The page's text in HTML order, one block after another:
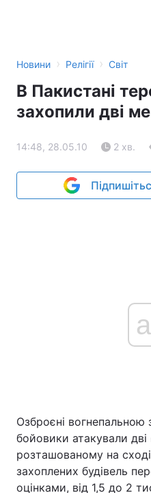
Новини › Релігії › Світ
В Пакистані
захопили дві
14:48, 28.05.10 2 хв.
Озброєні вогнепальною
бойовики атакували дві
розташованому на
захоплених будівель
оцінками, від 1,5 до 2